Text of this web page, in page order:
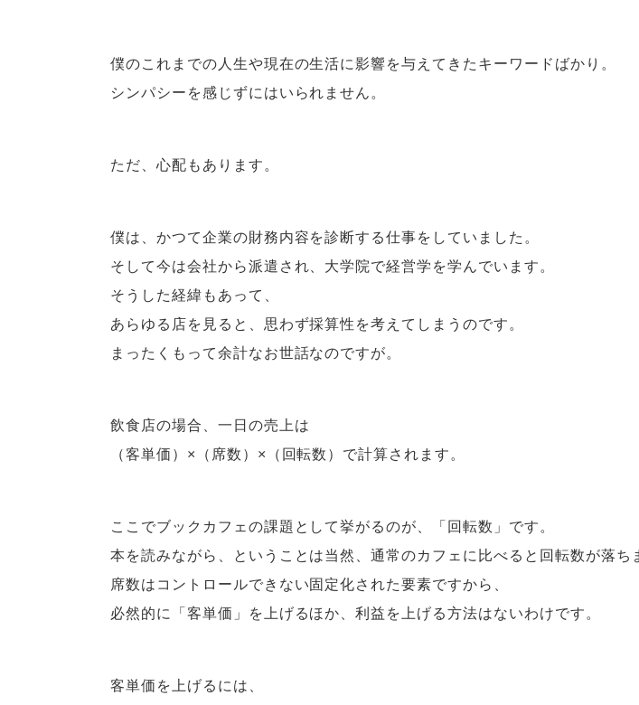
僕のこれまでの人生や現在の生活に影響を与えてきたキーワードばかり。
シンパシーを感じずにはいられません。
ただ、心配もあります。
僕は、かつて企業の財務内容を診断する仕事をしていました。
そして今は会社から派遣され、大学院で経営学を学んでいます。
そうした経緯もあって、
あらゆる店を見ると、思わず採算性を考えてしまうのです。
まったくもって余計なお世話なのですが。
飲食店の場合、一日の売上は
（客単価）×（席数）×（回転数）で計算されます。
ここでブックカフェの課題として挙がるのが、「回転数」です。
本を読みながら、ということは当然、通常のカフェに比べると回転数が落ち
席数はコントロールできない固定化された要素ですから、
必然的に「客単価」を上げるほか、利益を上げる方法はないわけです。
客単価を上げるには、